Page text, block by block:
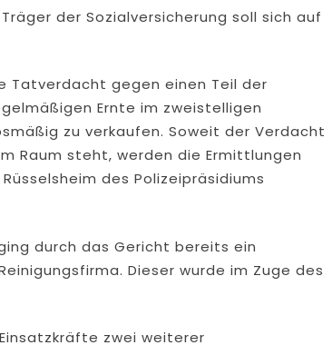
der Sozialversicherung soll sich auf
Tatverdacht gegen einen Teil der
Ernte im zweistelligen
zu verkaufen. Soweit der Verdacht
Raum steht, werden die Ermittlungen
des Polizeipräsidiums
durch das Gericht bereits ein
Dieser wurde im Zuge des
zwei weiterer